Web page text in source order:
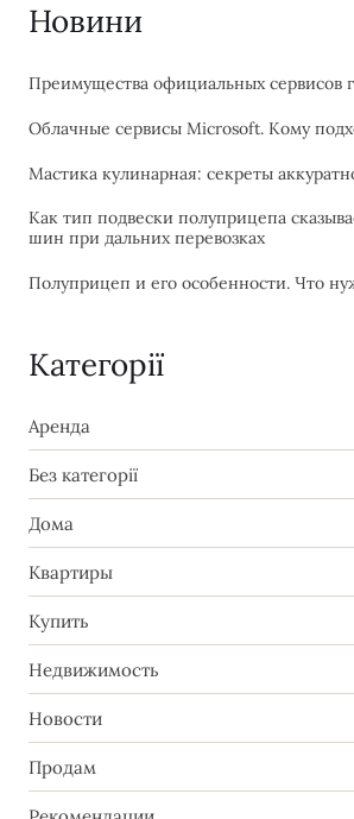
Новини
Преимущества официальных сервисов
Облачные сервисы Microsoft. Кому
Мастика кулинарная: секреты
Как тип подвески полуприцепа
шин при дальних перевозках
Полуприцеп и его особенности. Что
Категорії
Аренда
Без категорії
Дома
Квартиры
Купить
Недвижимость
Новости
Продам